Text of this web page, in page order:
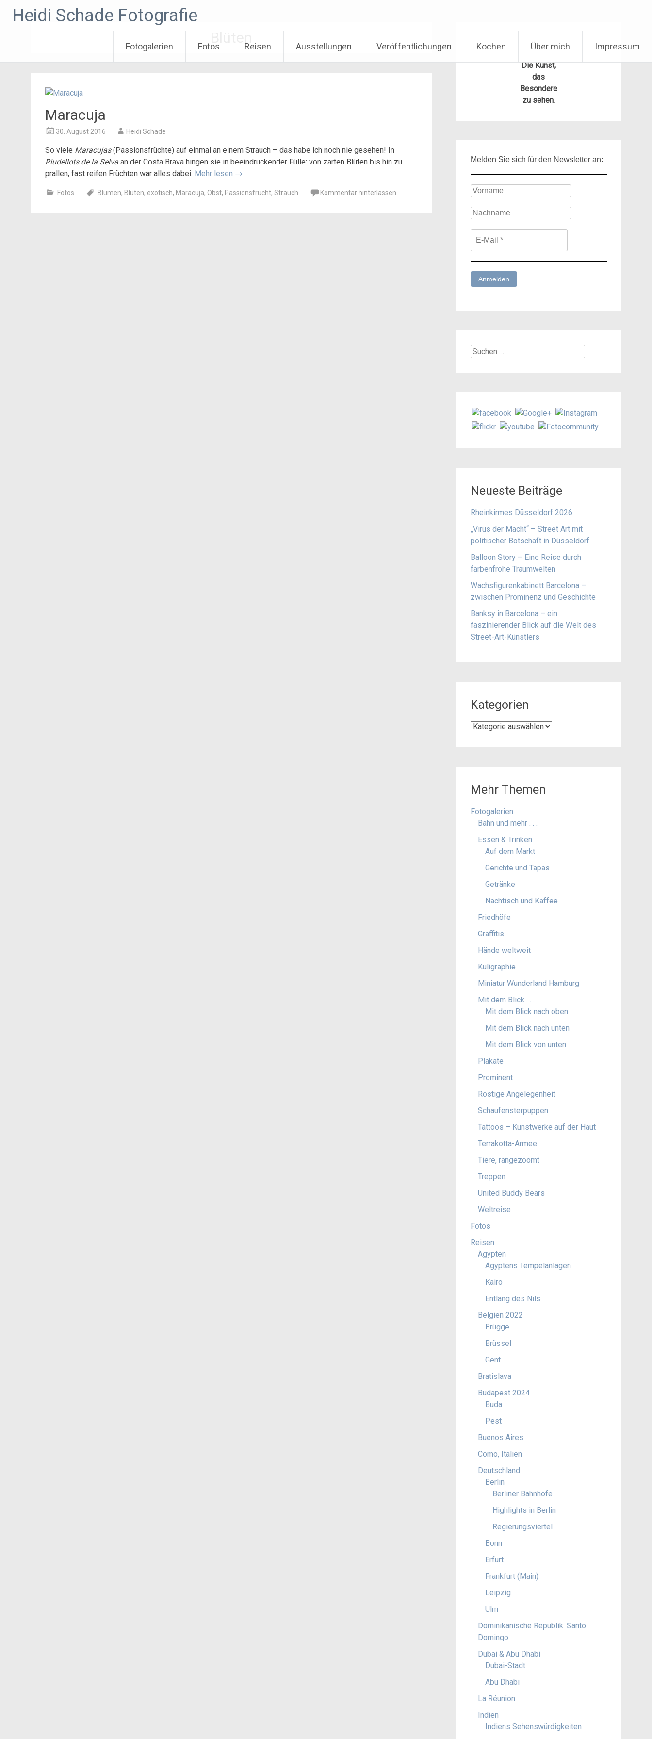
InhaltHeidi Schade Fotografie
Fotogalerien Fotos Reisen Ausstellungen Veröffentlichungen Kochen Über mich Impressum
Maracuja
30. August 2016 Heidi Schade
So viele Maracujas(Passionsfrüchte) auf einmal an einem Strauch – das habe ich noch nie gesehen! In
Riudellots de la Selva an der Costa Brava hingen sie in beeindruckender Fülle: von zarten Blüten bis hin zu
prallen, fast reifen Früchten war alles dabei. Mehr lesen →
Fotos Blumen, Blüten, exotisch, Maracuja, Obst, Passionsfrucht, Strauch Kommentar hinterlassen
Die Kunst,
das
Besondere
zu sehen.
Melden Sie sich für den Newsletter an:
Suchen
Neueste Beiträge
Rheinkirmes Düsseldorf 2026
„Virus der Macht“ – Street Art mit
politischer Botschaft in Düsseldorf
Balloon Story – Eine Reise durch
farbenfrohe Traumwelten
Wachsfigurenkabinett Barcelona –
zwischen Prominenz und Geschichte
Banksy in Barcelona – ein
faszinierender Blick auf die Welt des
Street-Art-Künstlers
Kategorien
Kategorien
Mehr Themen
Fotogalerien
Bahn und mehr . . .
Essen & Trinken
Auf dem Markt
Gerichte und Tapas
Getränke
Nachtisch und Kaffee
Friedhöfe
Graffitis
Hände weltweit
Kuligraphie
Miniatur Wunderland Hamburg
Mit dem Blick . . .
Mit dem Blick nach oben
Mit dem Blick nach unten
Mit dem Blick von unten
Plakate
Prominent
Rostige Angelegenheit
Schaufensterpuppen
Tattoos – Kunstwerke auf der Haut
Terrakotta-Armee
Tiere, rangezoomt
Treppen
United Buddy Bears
Weltreise
Fotos
Reisen
Ägypten
Ägyptens Tempelanlagen
Kairo
Entlang des Nils
Belgien 2022
Brügge
Brüssel
Gent
Bratislava
Budapest 2024
Buda
Pest
Buenos Aires
Como, Italien
Deutschland
Berlin
Berliner Bahnhöfe
Highlights in Berlin
Regierungsviertel
Bonn
Erfurt
Frankfurt (Main)
Leipzig
Ulm
Dominikanische Republik: Santo
Domingo
Dubai & Abu Dhabi
Dubai-Stadt
Abu Dhabi
La Réunion
Indien
Indiens Sehenswürdigkeiten